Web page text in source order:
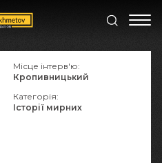
Місце інтерв'ю:
Кропивницький
Категорія:
Історії мирних